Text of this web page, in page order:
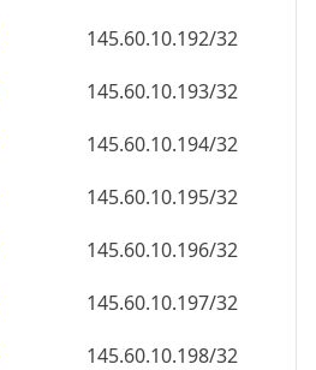
145.60.10.192/32
145.60.10.193/32
145.60.10.194/32
145.60.10.195/32
145.60.10.196/32
145.60.10.197/32
145.60.10.198/32